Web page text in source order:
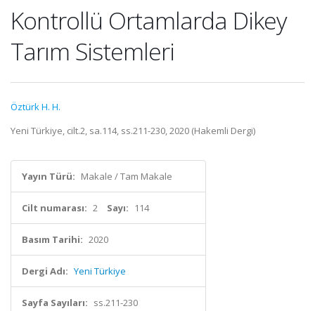
Kontrollü Ortamlarda Dikey
Tarım Sistemleri
Öztürk H. H.
Yeni Türkiye, cilt.2, sa.114, ss.211-230, 2020 (Hakemli Dergi)
Yayın Türü: Makale / Tam Makale
Cilt numarası: 2 Sayı: 114
Basım Tarihi: 2020
Dergi Adı: Yeni Türkiye
Sayfa Sayıları: ss.211-230